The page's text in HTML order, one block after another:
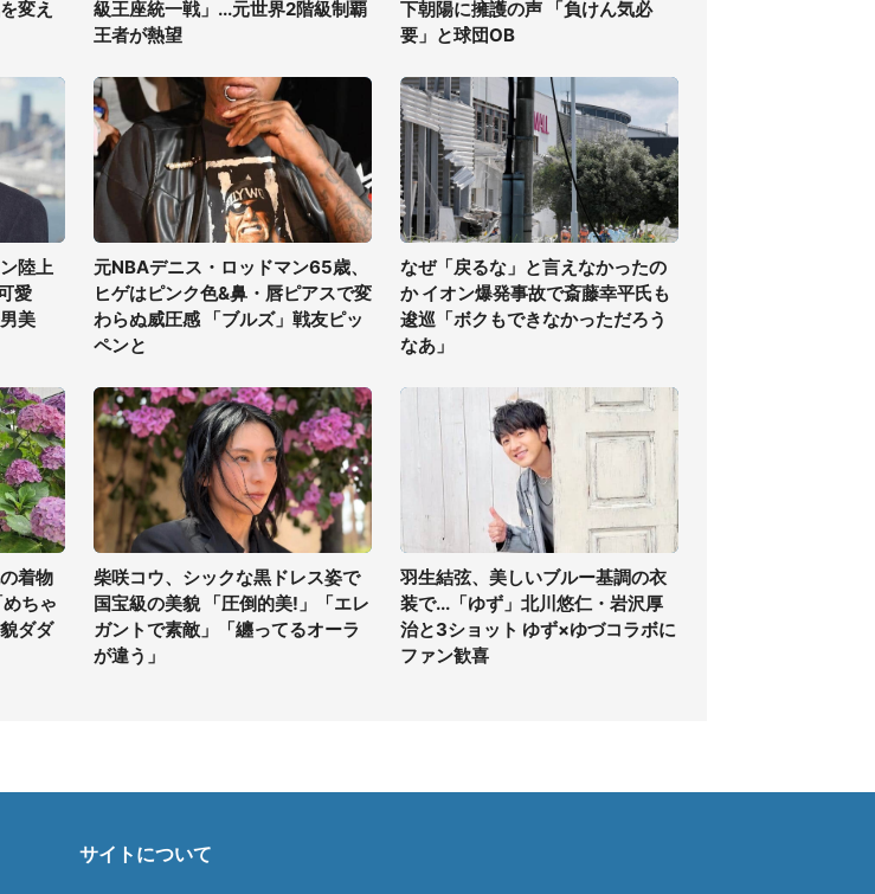
変え
級王座統一戦」...元世界2階級制覇
王者が熱望
下朝陽に擁護の声 「負けん気必
要」と球団OB
陸上
愛
美
元NBAデニス・ロッドマン65歳、
ヒゲはピンク色&鼻・唇ピアスで変
わらぬ威圧感 「ブルズ」戦友ピッ
ペンと
なぜ「戻るな」と言えなかったの
か イオン爆発事故で斎藤幸平氏も
逡巡「ボクもできなかっただろう
なあ」
着物
ちゃ
ダダ
柴咲コウ、シックな黒ドレス姿で
国宝級の美貌 「圧倒的美!」「エレ
ガントで素敵」「纏ってるオーラ
が違う」
羽生結弦、美しいブルー基調の衣
装で...「ゆず」北川悠仁・岩沢厚
治と3ショット ゆず×ゆづコラボに
ファン歓喜
サイトについて